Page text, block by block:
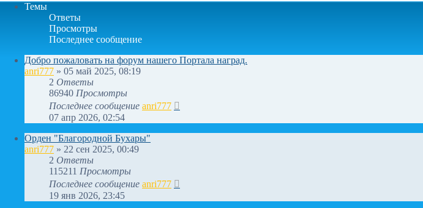
Темы
Ответы
Просмотры
Последнее сообщение
Добро пожаловать на форум нашего Портала наград.
anri777 » 05 май 2025, 08:19
2 Ответы
86940 Просмотры
Последнее сообщение anri777
07 апр 2026, 02:54
Орден "Благородной Бухары"
anri777 » 22 сен 2025, 00:49
2 Ответы
115211 Просмотры
Последнее сообщение anri777
19 янв 2026, 23:45